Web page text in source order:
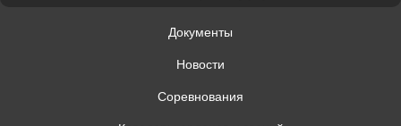
Документы
Новости
Соревнования